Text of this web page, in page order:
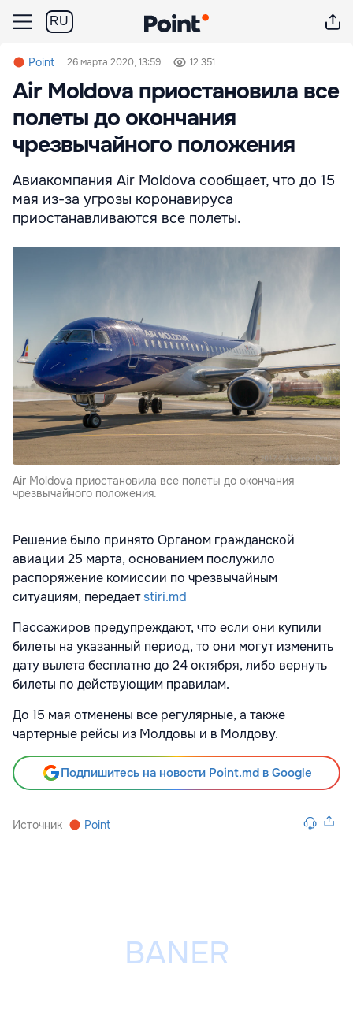
RU
Point 26 марта 2020, 13:59 12 351
Air Moldova приостановила все
полеты до окончания
чрезвычайного положения
Авиакомпания Air Moldova сообщает, что до 15
мая из-за угрозы коронавируса
приостанавливаются все полеты.
Air Moldova приостановила все полеты до окончания
чрезвычайного положения.
Решение было принято Органом гражданской
авиации 25 марта, основанием послужило
распоряжение комиссии по чрезвычайным
ситуациям, передаетstiri.md
Пассажиров предупреждают, что если они купили
билеты на указанный период, то они могут изменить
дату вылета бесплатно до 24 октября, либо вернуть
билеты по действующим правилам.
До 15 мая отменены все регулярные, а также
чартерные рейсы из Молдовы и в Молдову.
Подпишитесь на новости Point.md в Google
Источник Point